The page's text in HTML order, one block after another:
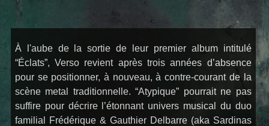
À l'aube de la sortie de leur premier albumintitulé
“Éclats”, Verso revient après trois années d’absence
pour se positionner, à nouveau, à contre-courant de la
scène metal traditionnelle.“Atypique” pourrait ne pas
suffire pour décrire l’étonnant univers musical du duo
familial Frédérique & Gauthier Delbarre (aka Sardinas